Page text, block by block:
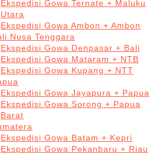
Ekspedisi Gowa Ternate + Maluku
Utara
Ekspedisi Gowa Ambon + Ambon
Nusa Tenggara
Ekspedisi Gowa Denpasar + Bali
Ekspedisi Gowa Mataram + NTB
Ekspedisi Gowa Kupang + NTT
Ekspedisi Gowa Jayapura + Papua
Ekspedisi Gowa Sorong + Papua
Barat
Ekspedisi Gowa Batam + Kepri
Ekspedisi Gowa Pekanbaru + Riau